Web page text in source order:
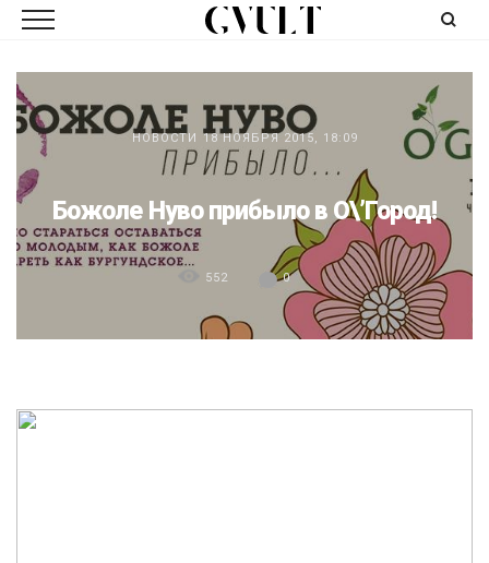
НОВОСТИ 18 НОЯБРЯ 2015, 18:09
Божоле Нуво прибыло в О\’Город!
552 0